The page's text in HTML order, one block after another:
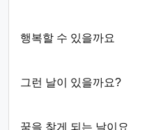
행복할 수 있을까요
그런 날이 있을까요?
꿈을 찾게 되는 날이요